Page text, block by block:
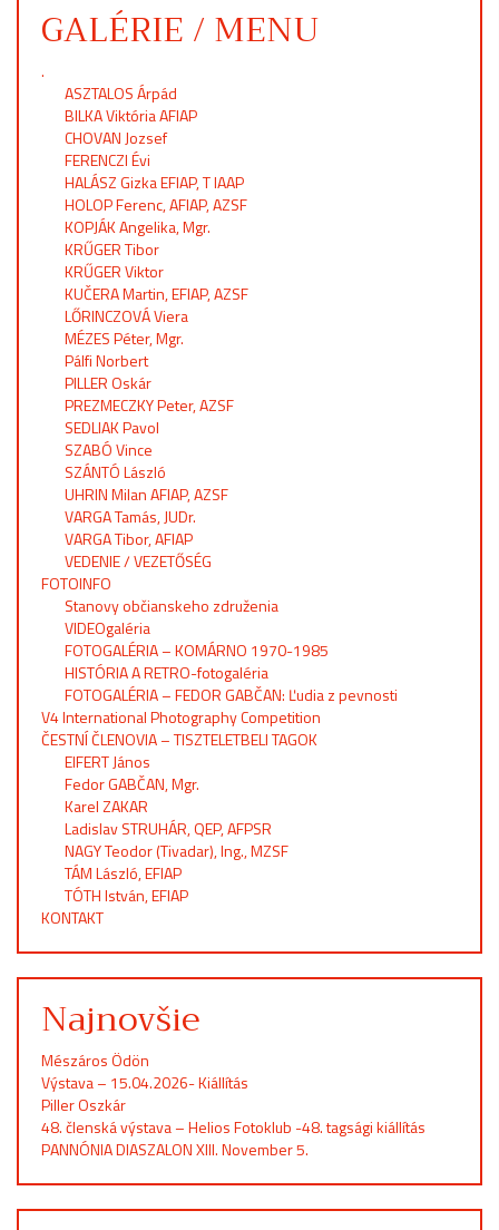
GALÉRIE / MENU
.
ASZTALOS Árpád
BILKA Viktória AFIAP
CHOVAN Jozsef
FERENCZI Évi
HALÁSZ Gizka EFIAP, T IAAP
HOLOP Ferenc, AFIAP, AZSF
KOPJÁK Angelika, Mgr.
KRŰGER Tibor
KRŰGER Viktor
KUČERA Martin, EFIAP, AZSF
LŐRINCZOVÁ Viera
MÉZES Péter, Mgr.
Pálfi Norbert
PILLER Oskár
PREZMECZKY Peter, AZSF
SEDLIAK Pavol
SZABÓ Vince
SZÁNTÓ László
UHRIN Milan AFIAP, AZSF
VARGA Tamás, JUDr.
VARGA Tibor, AFIAP
VEDENIE / VEZETŐSÉG
FOTOINFO
Stanovy občianskeho združenia
VIDEOgaléria
FOTOGALÉRIA – KOMÁRNO 1970-1985
HISTÓRIA A RETRO-fotogaléria
FOTOGALÉRIA – FEDOR GABČAN: Ľudia z pevnosti
V4 International Photography Competition
ČESTNÍ ČLENOVIA – TISZTELETBELI TAGOK
EIFERT János
Fedor GABČAN, Mgr.
Karel ZAKAR
Ladislav STRUHÁR, QEP, AFPSR
NAGY Teodor (Tivadar), Ing., MZSF
TÁM László, EFIAP
TÓTH István, EFIAP
KONTAKT
Najnovšie
Mészáros Ödön
Výstava – 15.04.2026- Kiállítás
Piller Oszkár
48. členská výstava – Helios Fotoklub -48. tagsági kiállítás
PANNÓNIA DIASZALON XIII. November 5.